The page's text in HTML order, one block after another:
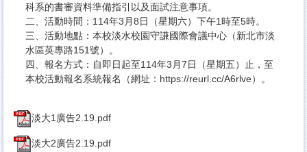
科系的書審資料準備指引以及面試注意事項。
二、活動時間：114年3月8日（星期六）下午1時至5時。
三、活動地點：本校淡水校園守謙國際會議中心（新北市淡
水區英專路151號）。
四、報名方式：自即日起至114年3月7日（星期五）止，至
本校活動報名系統報名（網址：https://reurl.cc/A6rlve）。
淡大1廣告2.19.pdf
淡大2廣告2.19.pdf